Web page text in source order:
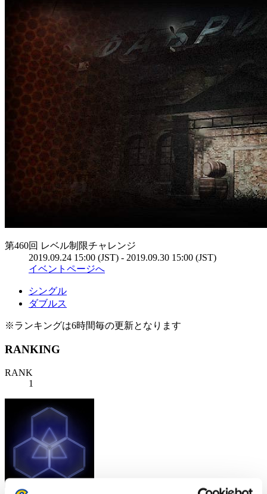
第460回 レベル制限チャレンジ
2019.09.24 15:00 (JST) - 2019.09.30 15:00 (JST)
イベントページへ
シングル
ダブルス
※ランキングは6時間毎の更新となります
RANKING
RANK
1